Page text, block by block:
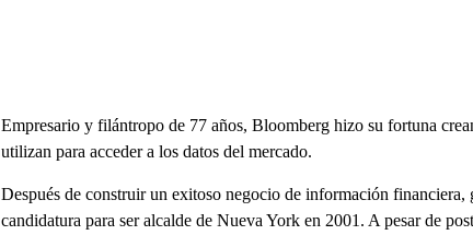
Empresario y filántropo de 77 años, Bloomberg hizo su fortuna
utilizan para acceder a los datos del mercado.
Después de construir un exitoso negocio de información
candidatura para ser alcalde de Nueva York en 2001. A pesar de